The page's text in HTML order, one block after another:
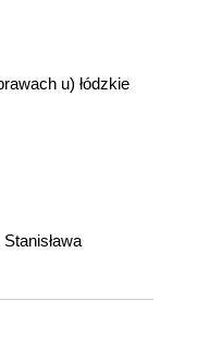
u) łódzkie